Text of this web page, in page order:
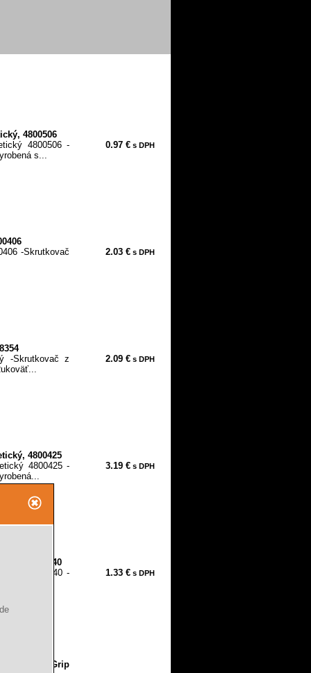
4800506
4800506 -
s...
0.97 € s DPH
-Skrutkovač
2.03 € s DPH
-Skrutkovač z
2.09 € s DPH
4800425
4800425 -
3.19 € s DPH
4800440
4800440 -
1.33 € s DPH
Grip